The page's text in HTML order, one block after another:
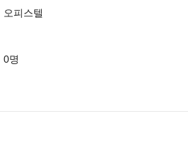
오피스텔
0명